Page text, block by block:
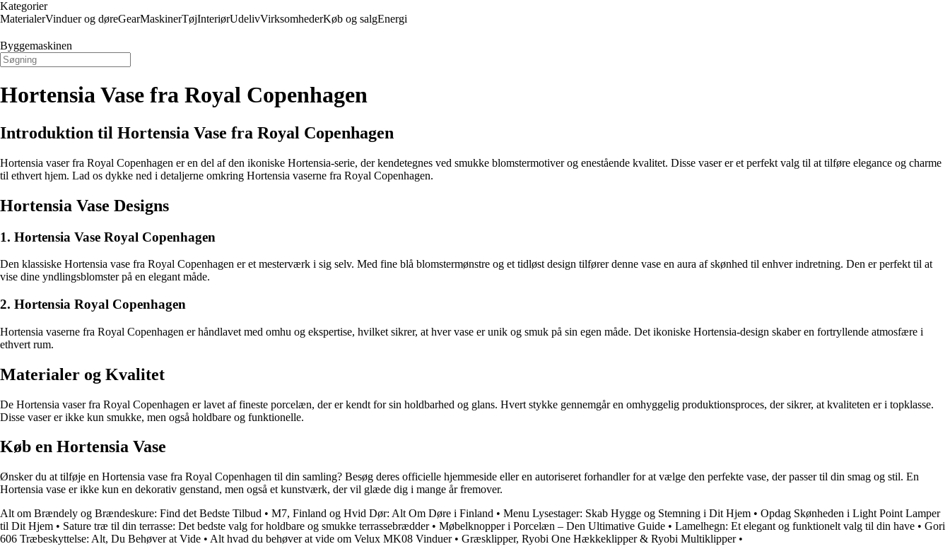
Kategorier
MaterialerVinduer og døreGearMaskinerTøjInteriørUdelivVirksomhederKøb og salgEnergi
Byggemaskinen
Hortensia Vase fra Royal Copenhagen
Introduktion til Hortensia Vase fra Royal Copenhagen
Hortensia vaser fra Royal Copenhagen er en del af den ikoniske Hortensia-serie, der kendetegnes ved smukke blomstermotiver og enestående kvalitet. Disse vaser er et perfekt valg til at tilføre elegance og charme
til ethvert hjem. Lad os dykke ned i detaljerne omkring Hortensia vaserne fra Royal Copenhagen.
Hortensia Vase Designs
1. Hortensia Vase Royal Copenhagen
Den klassiske Hortensia vase fra Royal Copenhagen er et mesterværk i sig selv. Med fine blå blomstermønstre og et tidløst design tilfører denne vase en aura af skønhed til enhver indretning. Den er perfekt til at
vise dine yndlingsblomster på en elegant måde.
2. Hortensia Royal Copenhagen
Hortensia vaserne fra Royal Copenhagen er håndlavet med omhu og ekspertise, hvilket sikrer, at hver vase er unik og smuk på sin egen måde. Det ikoniske Hortensia-design skaber en fortryllende atmosfære i
ethvert rum.
Materialer og Kvalitet
De Hortensia vaser fra Royal Copenhagen er lavet af fineste porcelæn, der er kendt for sin holdbarhed og glans. Hvert stykke gennemgår en omhyggelig produktionsproces, der sikrer, at kvaliteten er i topklasse.
Disse vaser er ikke kun smukke, men også holdbare og funktionelle.
Køb en Hortensia Vase
Ønsker du at tilføje en Hortensia vase fra Royal Copenhagen til din samling? Besøg deres officielle hjemmeside eller en autoriseret forhandler for at vælge den perfekte vase, der passer til din smag og stil. En
Hortensia vase er ikke kun en dekorativ genstand, men også et kunstværk, der vil glæde dig i mange år fremover.
Alt om Brændely og Brændeskure: Find det Bedste Tilbud • M7, Finland og Hvid Dør: Alt Om Døre i Finland • Menu Lysestager: Skab Hygge og Stemning i Dit Hjem • Opdag Skønheden i Light Point Lamper
til Dit Hjem • Sature træ til din terrasse: Det bedste valg for holdbare og smukke terrassebrædder• Møbelknopper i Porcelæn – Den Ultimative Guide • Lamelhegn: Et elegant og funktionelt valg til din have • Gori
606 Træbeskyttelse: Alt, Du Behøver at Vide • Alt hvad du behøver at vide om Velux MK08 Vinduer• Græsklipper, Ryobi One Hækkeklipper & Ryobi Multiklipper•